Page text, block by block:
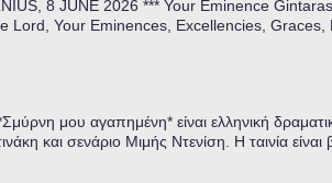
8 JUNE 2026 *** Your Eminence
Lord, Your Eminences, Excellencies, Graces,
μου αγαπημένη* είναι ελληνική
και σενάριο Μιμής Ντενίση. Η ταινία είναι